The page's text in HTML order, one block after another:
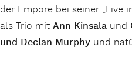
der Empore bei seiner „Live
als Trio mit Ann Kinsalaund
und Declan Murphyund